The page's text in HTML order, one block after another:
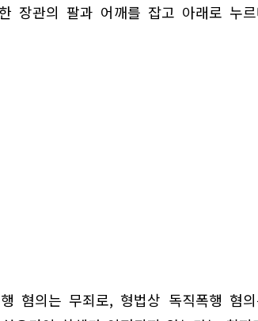
장관의 팔과 어깨를 잡고 아래로 누르
혐의는 무죄로, 형법상 독직폭행 혐